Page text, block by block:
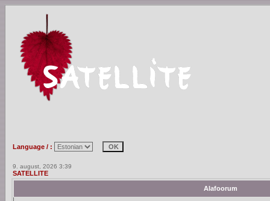
Language / :
9. august, 2026 3:39
SATELLITE
Alafoorum